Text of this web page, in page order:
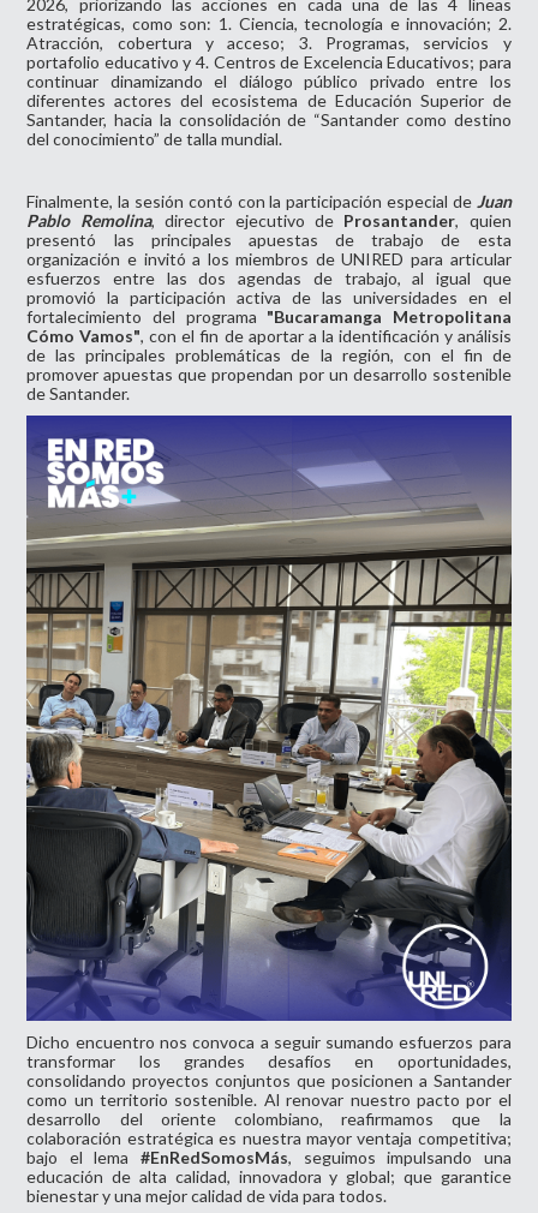
2026, priorizando las acciones en cada una de las 4 líneas
estratégicas, como son: 1. Ciencia, tecnología e innovación; 2.
Atracción, cobertura y acceso; 3. Programas, servicios y
portafolio educativo y 4. Centros de Excelencia Educativos; para
continuar dinamizando el diálogo público privado entre los
diferentes actores del ecosistema de Educación Superior de
Santander, hacia la consolidación de “Santander como destino
del conocimiento” de talla mundial.
Finalmente, la sesión contó con la participación especial de Juan
Pablo Remolina, director ejecutivo de Prosantander, quien
presentó las principales apuestas de trabajo de esta
organización e invitó a los miembros de UNIRED para articular
esfuerzos entre las dos agendas de trabajo, al igual que
promovió la participación activa de las universidades en el
fortalecimiento del programa "Bucaramanga Metropolitana
Cómo Vamos", con el fin de aportar a la identificación y análisis
de las principales problemáticas de la región, con el fin de
promover apuestas que propendan por un desarrollo sostenible
de Santander.
Dicho encuentro nos convoca a seguir sumando esfuerzos para
transformar los grandes desafíos en oportunidades,
consolidando proyectos conjuntos que posicionen a Santander
como un territorio sostenible. Al renovar nuestro pacto por el
desarrollo del oriente colombiano, reafirmamos que la
colaboración estratégica es nuestra mayor ventaja competitiva;
bajo el lema #EnRedSomosMás, seguimos impulsando una
educación de alta calidad, innovadora y global; que garantice
bienestar y una mejor calidad de vida para todos.